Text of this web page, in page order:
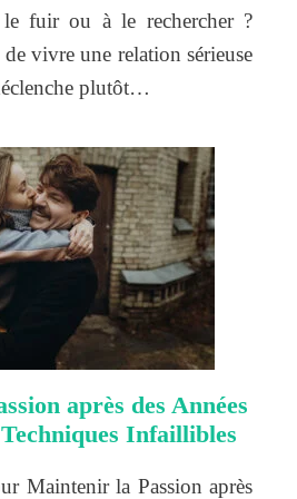
fuir ou à le rechercher ?
vivre une relation sérieuse
plutôt…
après des Années
Infaillibles
Maintenir la Passion après